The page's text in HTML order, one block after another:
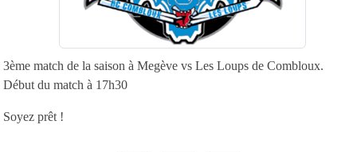
3ème match de la saison à Megève vs Les Loups de Combloux.
Début du match à 17h30
Soyez prêt !